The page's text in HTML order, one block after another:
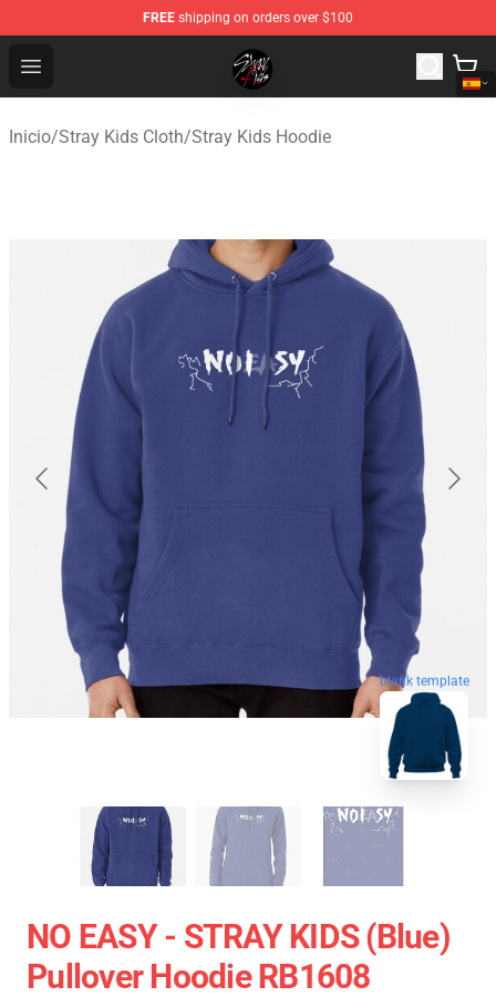
FREE shipping on orders over $100
Open menu
Stray Kids Shop - Official Stray Kids Merchandise Store
Inicio/Stray Kids Cloth/Stray Kids Hoodie
blank template
NO EASY - STRAY KIDS (Blue)
Pullover Hoodie RB1608